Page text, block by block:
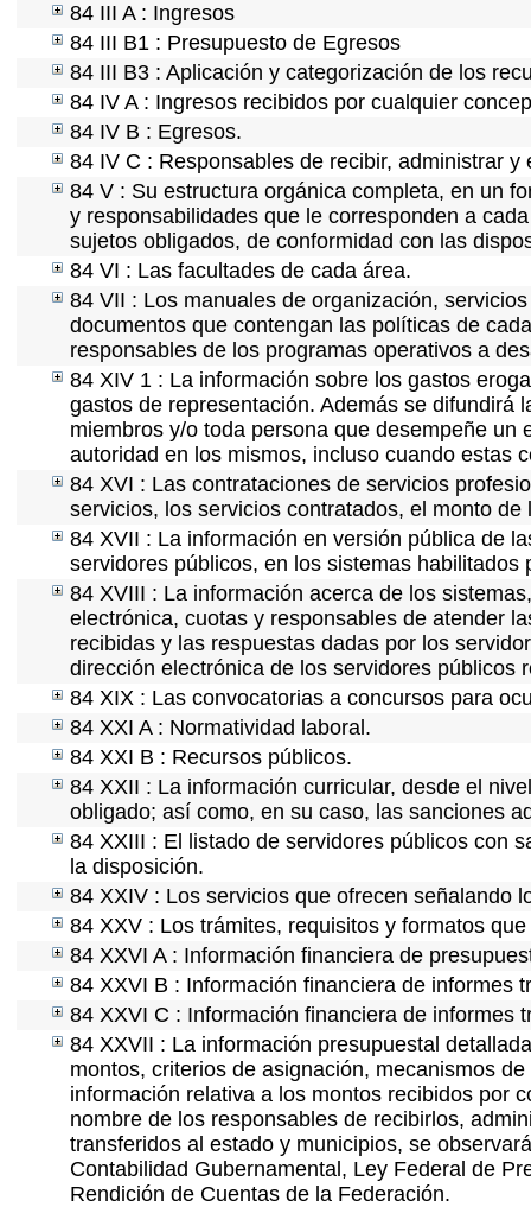
84 III A : Ingresos
84 III B1 : Presupuesto de Egresos
84 III B3 : Aplicación y categorización de los
84 IV A : Ingresos recibidos por cualquier
84 IV B : Egresos.
84 IV C : Responsables de recibir, administrar y
84 V : Su estructura orgánica completa, en un
y responsabilidades que le corresponden a
sujetos obligados, de conformidad con las
84 VI : Las facultades de cada área.
84 VII : Los manuales de organización,
documentos que contengan las políticas de
responsables de los programas operativos a
84 XIV 1 : La información sobre los gastos
gastos de representación. Además se difundirá
miembros y/o toda persona que desempeñe
autoridad en los mismos, incluso cuando estas
84 XVI : Las contrataciones de servicios
servicios, los servicios contratados, el monto
84 XVII : La información en versión pública de
servidores públicos, en los sistemas
84 XVIII : La información acerca de los
electrónica, cuotas y responsables de atender
recibidas y las respuestas dadas por los
dirección electrónica de los servidores públicos
84 XIX : Las convocatorias a concursos para
84 XXI A : Normatividad laboral.
84 XXI B : Recursos públicos.
84 XXII : La información curricular, desde el
obligado; así como, en su caso, las sanciones
84 XXIII : El listado de servidores públicos con
la disposición.
84 XXIV : Los servicios que ofrecen señalando
84 XXV : Los trámites, requisitos y formatos
84 XXVI A : Información financiera de
84 XXVI B : Información financiera de informes
84 XXVI C : Información financiera de informes
84 XXVII : La información presupuestal
montos, criterios de asignación, mecanismos
información relativa a los montos recibidos por
nombre de los responsables de recibirlos,
transferidos al estado y municipios, se
Contabilidad Gubernamental, Ley Federal de
Rendición de Cuentas de la Federación.